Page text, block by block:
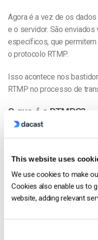
This website uses
We use cookies to make
Cookies also enable us to
website, adding relevant
Agora é a vez de os
e o servidor. São
específicos, que
o protocolo RTMP.
Isso acontece nos
RTMP no processo de
O que é o RTMPS?
O RTMPS é uma
segurança adicional para
encriptação SSL
O RTMPS pode muitas
rede pública. É por isso